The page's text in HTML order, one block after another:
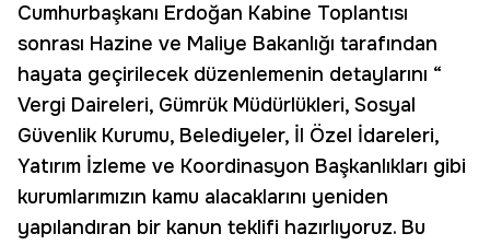
Cumhurbaşkanı Erdoğan Kabine Toplantısı
sonrası Hazine ve Maliye Bakanlığı tarafından
hayata geçirilecek düzenlemenin detaylarını “
Vergi Daireleri, Gümrük Müdürlükleri, Sosyal
Güvenlik Kurumu, Belediyeler, İl Özel İdareleri,
Yatırım İzleme ve Koordinasyon Başkanlıkları gibi
kurumlarımızın kamu alacaklarını yeniden
yapılandıran bir kanun teklifi hazırlıyoruz. Bu